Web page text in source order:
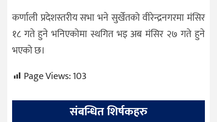
कर्णाली प्रदेशस्तरीय सभा भने सुर्खेतको वीरेन्द्रनगरमा मंसिर
१८ गते हुने भनिएकोमा स्थगित भइ अब मंसिर २७ गते हुने
भएको छ।
Page Views:103
संबन्धित शिर्षकहरु